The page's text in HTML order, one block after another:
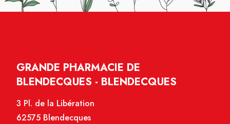
GRANDE PHARMACIE DE
BLENDECQUES - BLENDECQUES
3 Pl. de la Libération
62575 Blendecques